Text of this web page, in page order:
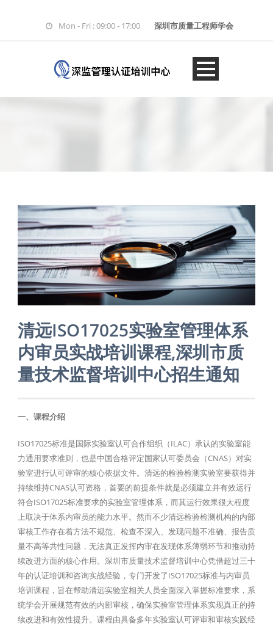
Mon - Fri : 09:00 - 17:00 深圳市质量工程师学会
清远ISO17025实验室管理体系
内审员实战培训课程,深圳市质
量技术监督培训中心招生通知
一、课程介绍
ISO17025标准是国际实验室认可合作组织（ILAC）承认的实验室能
力通用要求准则，也是中国合格评定国家认可委员会（CNAS）对实
验室进行认可评审的核心依据文件。清远的检验检测实验室要获得并
持续维持CNAS认可资格，首要的前提条件就是必须建立并有效运行
符合ISO17025标准要求的实验室管理体系，而其运行效果很大程度
上取决于体系内审员的能力水平。然而不少清远检验检测机构的内部
审核工作存在着方法不规范、检查不深入、发现问题不准确、报告质
量不高等共性问题，无法真正发挥内审在发现体系薄弱环节和推动持
续改进方面的核心作用。深圳市质量技术监督培训中心凭借超过三十
年的认证培训和咨询实战经验，专门开发了ISO17025标准与内审员
培训课程，旨在帮助清远实验室相关人员全面深入掌握标准要求，系
统学会开展规范有效的内部审核，确保实验室管理体系实现真正的持
续改进和有效性提升。课程由具备多年实验室认可评审和审核实践经